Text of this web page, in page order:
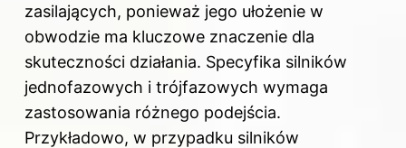
zasilających, ponieważ jego ułożenie w
obwodzie ma kluczowe znaczenie dla
skuteczności działania. Specyfika silników
jednofazowych i trójfazowych wymaga
zastosowania różnego podejścia.
Przykładowo, w przypadku silników